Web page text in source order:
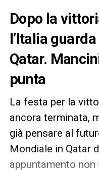
Dopo la
l’Italia
Qatar.
punta
La festa per la
ancora terminata,
già pensare al
Mondiale in Qatar
appuntamento